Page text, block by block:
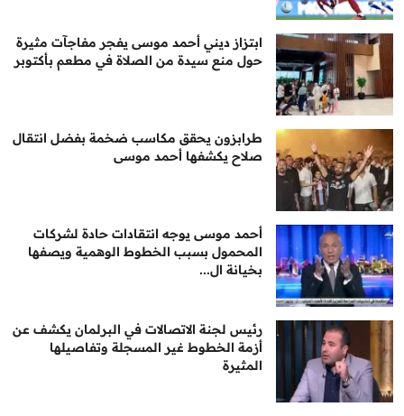
ابتزاز ديني أحمد موسى يفجر مفاجآت مثيرة
حول منع سيدة من الصلاة في مطعم بأكتوبر
طرابزون يحقق مكاسب ضخمة بفضل انتقال
صلاح يكشفها أحمد موسى
أحمد موسى يوجه انتقادات حادة لشركات
المحمول بسبب الخطوط الوهمية ويصفها
بخيانة ال...
رئيس لجنة الاتصالات في البرلمان يكشف عن
أزمة الخطوط غير المسجلة وتفاصيلها
المثيرة